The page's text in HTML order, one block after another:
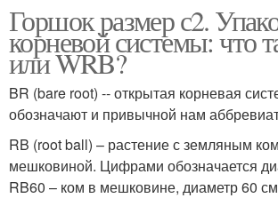
Горшок размер с2.
корневой системы: что
или WRB?
BR (bare root) -- открытая корневая
обозначают и привычной нам
RB (root ball) – растение с земляным
мешковиной. Цифрами обозначается
RB60 – ком в мешковине, диаметр 60